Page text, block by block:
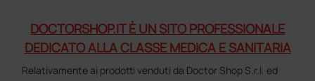
DOCTORSHOP.IT È UN SITO PROFESSIONALE
DEDICATO ALLA CLASSE MEDICA E SANITARIA
Relativamente ai prodotti venduti da Doctor Shop S.r.l. ed